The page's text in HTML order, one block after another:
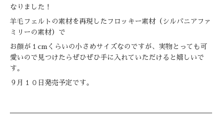
なりました！
羊毛フェルトの素材を再現したフロッキー素材（シルバニアファ
ミリーの素材）で
お顔が１cmくらいの小さめサイズなのですが、実物とっても可
愛いので見つけたらぜひぜひ手に入れていただけると嬉しいで
す。
９月１０日発売予定です。